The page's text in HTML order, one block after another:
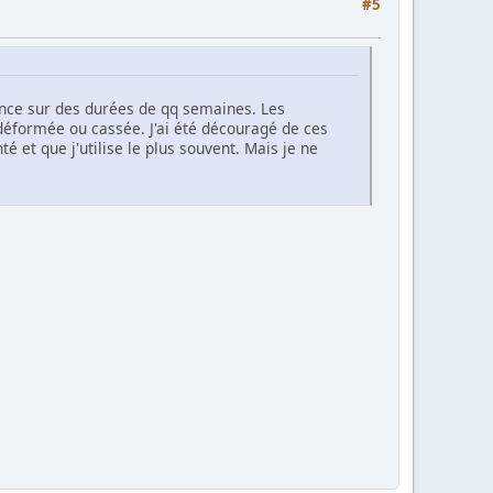
#5
sur des durées de qq semaines. Les
ou cassée. J'ai été découragé de ces
et que j'utilise le plus souvent. Mais je ne